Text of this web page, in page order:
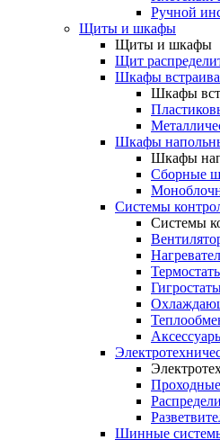
Ручной
Щиты и шкафы
Щиты и шкафы
Щит
Шкафы
Шкафы
Шкафы
Шкафы
Сборные
Системы
Системы
Шинные